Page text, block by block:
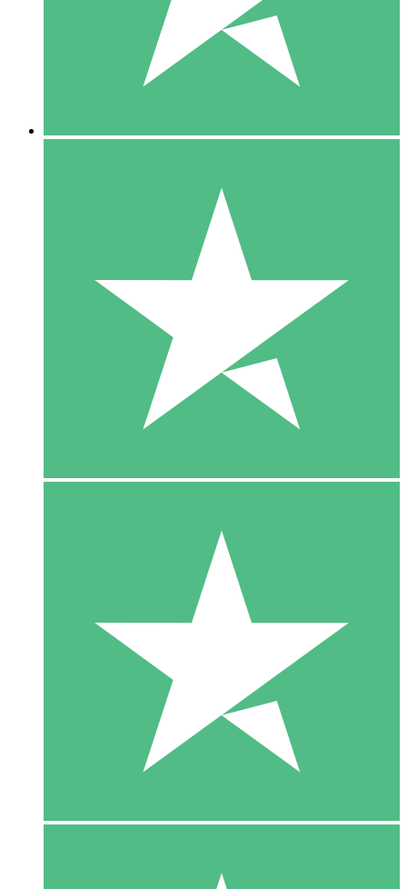
10 00
10 Descargas
20 00